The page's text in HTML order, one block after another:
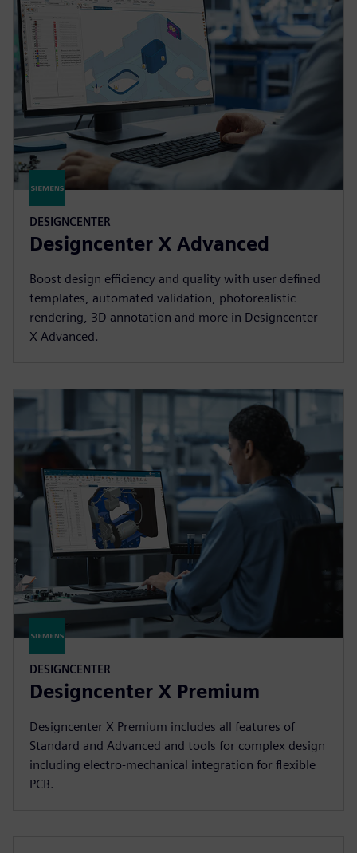
DESIGNCENTER
Designcenter X Advanced
Boost design efficiency and quality with user defined
templates, automated validation, photorealistic
rendering, 3D annotation and more in Designcenter
X Advanced.
DESIGNCENTER
Designcenter X Premium
Designcenter X Premium includes all features of
Standard and Advanced and tools for complex design
including electro-mechanical integration for flexible
PCB.